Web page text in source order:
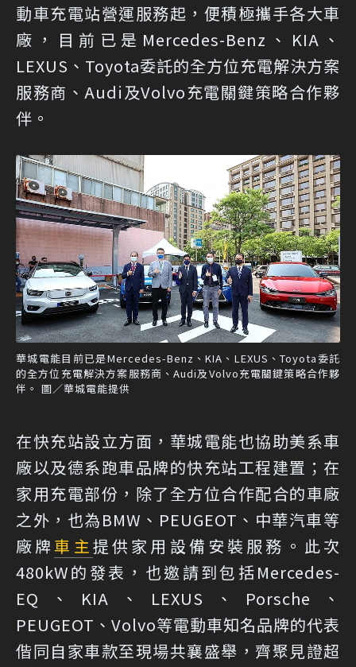
動車充電站營運服務起，便積極攜手各大車
廠，目前已是Mercedes-Benz、KIA、
LEXUS、Toyota委託的全方位充電解決方案
服務商、Audi及Volvo充電關鍵策略合作夥
伴。
華城電能目前已是Mercedes-Benz、KIA、LEXUS、Toyota委託
的全方位充電解決方案服務商、Audi及Volvo充電關鍵策略合作夥
伴。 圖／華城電能提供
在快充站設立方面，華城電能也協助美系車
廠以及德系跑車品牌的快充站工程建置；在
家用充電部份，除了全方位合作配合的車廠
之外，也為BMW、PEUGEOT、中華汽車等
廠牌車主 提供家用設備安裝服務。此次
480kW的發表，也邀請到包括Mercedes-
EQ、KIA、LEXUS、Porsche、
PEUGEOT、Volvo等電動車知名品牌的代表
偕同自家車款至現場共襄盛舉，齊聚見證超